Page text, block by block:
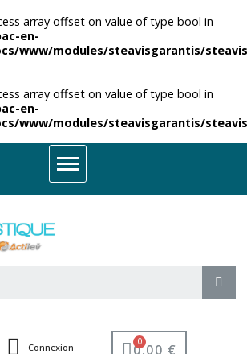
array offset on value of type bool in
en-
www/modules/steavisgarantis/
array offset on value of type bool in
en-
www/modules/steavisgarantis/
Connexion 0,00 €